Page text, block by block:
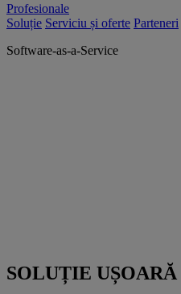
Profesionale
Soluție Serviciu și oferte Parteneri
Software-as-a-Service
SOLUȚIE UȘOARĂ